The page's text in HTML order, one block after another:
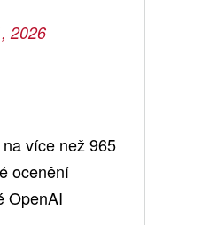
2026
více než 965
ocenění
OpenAI